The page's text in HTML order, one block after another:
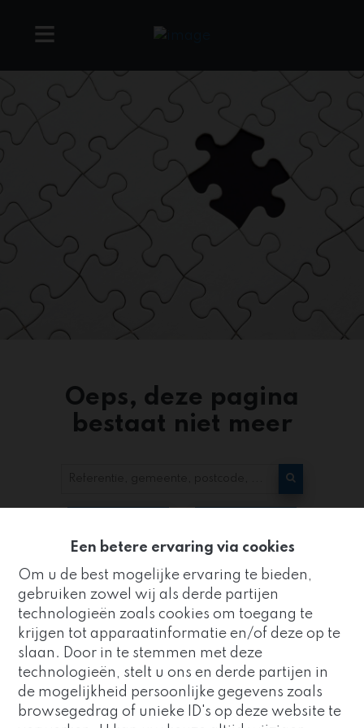
Een betere ervaring via cookies
Om u de best mogelijke ervaring te bieden,
gebruiken zowel wij als derde partijen
technologieën zoals cookies om toegang te
krijgen tot apparaatinformatie en/of deze op te
slaan. Door in te stemmen met deze
technologieën, stelt u ons en derde partijen in
de mogelijkheid persoonlijke gegevens zoals
browsegedrag of unieke ID's op deze website te
Oeps, deze pagina
bestaat niet meer
Kantoor
ZUIDRAND
Strijderstraat 8
Goed nieuws!